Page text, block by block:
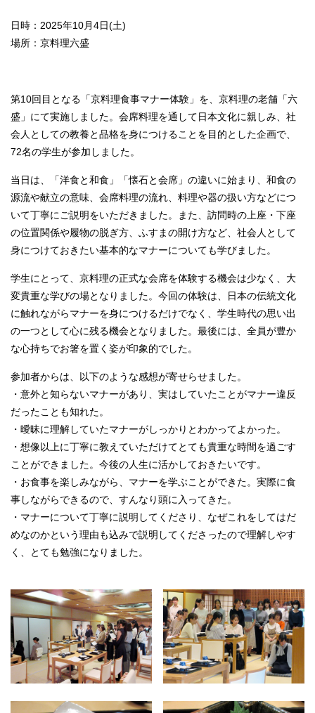
日時：2025年10月4日(土)
場所：京料理六盛
第10回目となる「京料理食事マナー体験」を、京料理の老舗「六
盛」にて実施しました。会席料理を通して日本文化に親しみ、社
会人としての教養と品格を身につけることを目的とした企画で、
72名の学生が参加しました。
当日は、「洋食と和食」「懐石と会席」の違いに始まり、和食の
源流や献立の意味、会席料理の流れ、料理や器の扱い方などにつ
いて丁寧にご説明をいただきました。また、訪問時の上座・下座
の位置関係や履物の脱ぎ方、ふすまの開け方など、社会人として
身につけておきたい基本的なマナーについても学びました。
学生にとって、京料理の正式な会席を体験する機会は少なく、大
変貴重な学びの場となりました。今回の体験は、日本の伝統文化
に触れながらマナーを身につけるだけでなく、学生時代の思い出
の一つとして心に残る機会となりました。最後には、全員が豊か
な心持ちでお箸を置く姿が印象的でした。
参加者からは、以下のような感想が寄せらせました。
・意外と知らないマナーがあり、実はしていたことがマナー違反
だったことも知れた。
・曖昧に理解していたマナーがしっかりとわかってよかった。
・想像以上に丁寧に教えていただけてとても貴重な時間を過ごす
ことができました。今後の人生に活かしておきたいです。
・お食事を楽しみながら、マナーを学ぶことができた。実際に食
事しながらできるので、すんなり頭に入ってきた。
・マナーについて丁寧に説明してくださり、なぜこれをしてはだ
めなのかという理由も込みで説明してくださったので理解しやす
く、とても勉強になりました。